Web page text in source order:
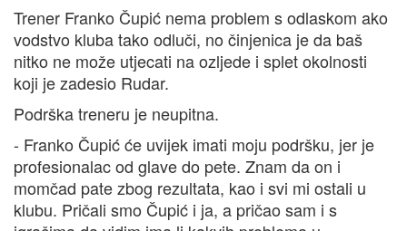
Trener Franko Čupić nema problem s odlaskom ako
vodstvo kluba tako odluči, no činjenica je da baš
nitko ne može utjecati na ozljede i splet okolnosti
koji je zadesio Rudar.
Podrška treneru je neupitna.
- Franko Čupić će uvijek imati moju podršku, jer je
profesionalac od glave do pete. Znam da on i
momčad pate zbog rezultata, kao i svi mi ostali u
klubu. Pričali smo Čupić i ja, a pričao sam i s